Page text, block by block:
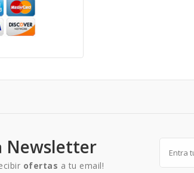
Newsletter
ofertas a tu email!